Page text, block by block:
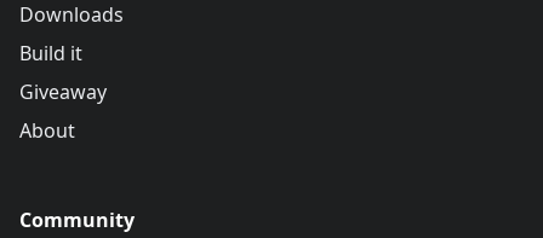
Downloads
Build it
Giveaway
About
Community